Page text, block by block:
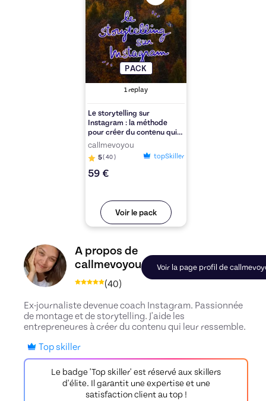
PACK
1 replay
Le storytelling sur
Instagram : la méthode
pour créer du contenu qui
touche.
callmevoyou
5(40) topSkiller
59 €
Voir le pack
Découvrez le profil de callmevoyou, Skiller en
A propos de
callmevoyou
(40)
Voir la page profil de
Ex-journaliste devenue coach Instagram. Passionnée
de montage et de storytelling. J'aide les
entrepreneures à créer du contenu qui leur ressemble.
Top skiller
Le badge 'Top skiller' est réservé aux skillers
d'élite. Il garantit une expertise et une
satisfaction client au top !